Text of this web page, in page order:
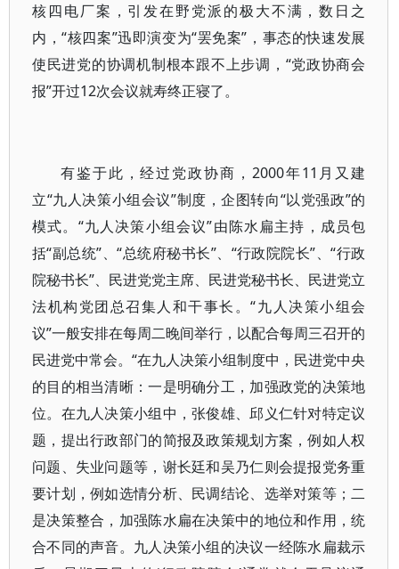
核四电厂案，引发在野党派的极大不满，数日之
内，“核四案”迅即演变为“罢免案”，事态的快速发展
使民进党的协调机制根本跟不上步调，“党政协商会
报”开过12次会议就寿终正寝了。
有鉴于此，经过党政协商，2000年11月又建
立“九人决策小组会议”制度，企图转向“以党强政”的
模式。“九人决策小组会议”由陈水扁主持，成员包
括“副总统”、“总统府秘书长”、“行政院院长”、“行政
院秘书长”、民进党党主席、民进党秘书长、民进党立
法机构党团总召集人和干事长。“九人决策小组会
议”一般安排在每周二晚间举行，以配合每周三召开的
民进党中常会。“在九人决策小组制度中，民进党中央
的目的相当清晰：一是明确分工，加强政党的决策地
位。在九人决策小组中，张俊雄、邱义仁针对特定议
题，提出行政部门的简报及政策规划方案，例如人权
问题、失业问题等，谢长廷和吴乃仁则会提报党务重
要计划，例如选情分析、民调结论、选举对策等；二
是决策整合，加强陈水扁在决策中的地位和作用，统
合不同的声音。九人决策小组的决议一经陈水扁裁示